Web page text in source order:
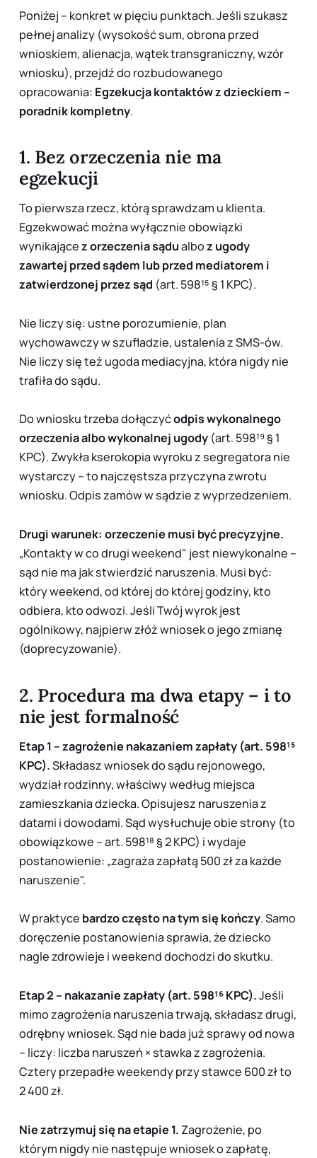
Poniżej – konkret w pięciu punktach. Jeśli szukasz
pełnej analizy (wysokość sum, obrona przed
wnioskiem, alienacja, wątek transgraniczny, wzór
wniosku), przejdź do rozbudowanego
opracowania: Egzekucja kontaktów z dzieckiem –
poradnik kompletny.
1. Bez orzeczenia nie ma
egzekucji
To pierwsza rzecz, którą sprawdzam u klienta.
Egzekwować można wyłącznie obowiązki
wynikającez orzeczenia sądualboz ugody
zawartej przed sądem lub przed mediatorem i
zatwierdzonej przez sąd (art. 598¹⁵ § 1 KPC).
Nie liczy się: ustne porozumienie, plan
wychowawczy w szufladzie, ustalenia z SMS-ów.
Nie liczy się też ugoda mediacyjna, która nigdy nie
trafiła do sądu.
Do wniosku trzeba dołączyćodpis wykonalnego
orzeczenia albo wykonalnej ugody(art. 598¹⁹ § 1
KPC). Zwykła kserokopia wyroku z segregatora nie
wystarczy – to najczęstsza przyczyna zwrotu
wniosku. Odpis zamów w sądzie z wyprzedzeniem.
Drugi warunek: orzeczenie musi być precyzyjne.
„Kontakty w co drugi weekend" jest niewykonalne –
sąd nie ma jak stwierdzić naruszenia. Musi być:
który weekend, od której do której godziny, kto
odbiera, kto odwozi. Jeśli Twój wyrok jest
ogólnikowy, najpierw złóż wniosek o jego zmianę
(doprecyzowanie).
2. Procedura ma dwa etapy – i to
nie jest formalność
Etap 1 – zagrożenie nakazaniem zapłaty (art. 598¹⁵
KPC).Składasz wniosek do sądu rejonowego,
wydział rodzinny, właściwy według miejsca
zamieszkania dziecka. Opisujesz naruszenia z
datami i dowodami. Sąd wysłuchuje obie strony (to
obowiązkowe – art. 598¹⁸ § 2 KPC) i wydaje
postanowienie: „zagraża zapłatą 500 zł za każde
naruszenie".
W praktyce bardzo często na tym się kończy. Samo
doręczenie postanowienia sprawia, że dziecko
nagle zdrowieje i weekend dochodzi do skutku.
Etap 2 – nakazanie zapłaty (art. 598¹⁶ KPC).Jeśli
mimo zagrożenia naruszenia trwają, składaszdrugi,
odrębnywniosek. Sąd nie bada już sprawy od nowa
– liczy: liczba naruszeń × stawka z zagrożenia.
Cztery przepadłe weekendy przy stawce 600 zł to
2 400 zł.
Nie zatrzymuj się na etapie 1. Zagrożenie, po
którym nigdy nie następuje wniosek o zapłatę,